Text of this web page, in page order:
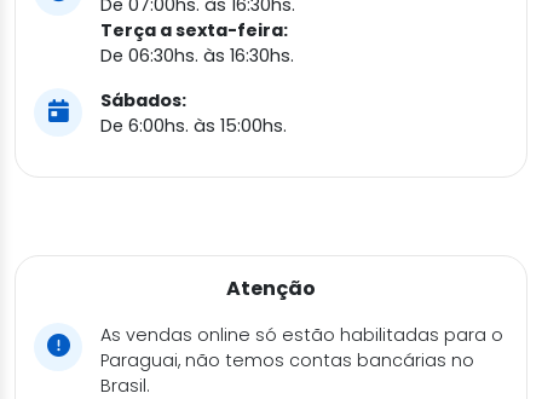
Terça a sexta-feira:
De 06:30hs. às 16:30hs.
Sábados:
De 6:00hs. às 15:00hs.
Atenção
As vendas online só estão habilitadas para o
Paraguai, não temos contas bancárias no
Brasil.